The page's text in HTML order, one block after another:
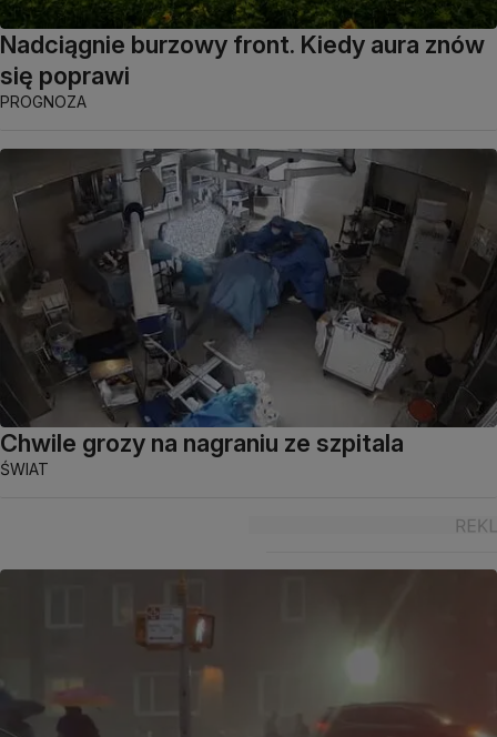
Nadciągnie burzowy front. Kiedy aura znów
się poprawi
PROGNOZA
Chwile grozy na nagraniu ze szpitala
ŚWIAT